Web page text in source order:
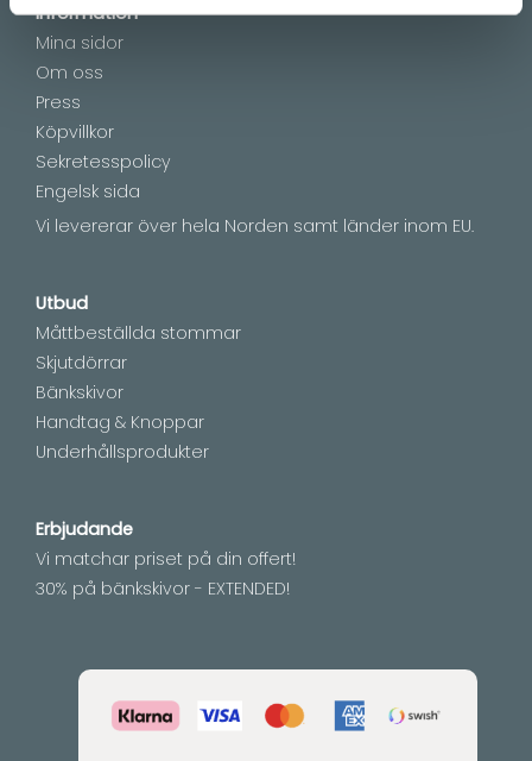
Information
Mina sidor
Om oss
Press
Köpvillkor
Sekretesspolicy
Engelsk sida
Vi levererar över hela Norden samt länder inom EU.
Utbud
Måttbeställda stommar
Skjutdörrar
Bänkskivor
Handtag & Knoppar
Underhållsprodukter
Erbjudande
Vi matchar priset på din offert!
30% på bänkskivor - EXTENDED!